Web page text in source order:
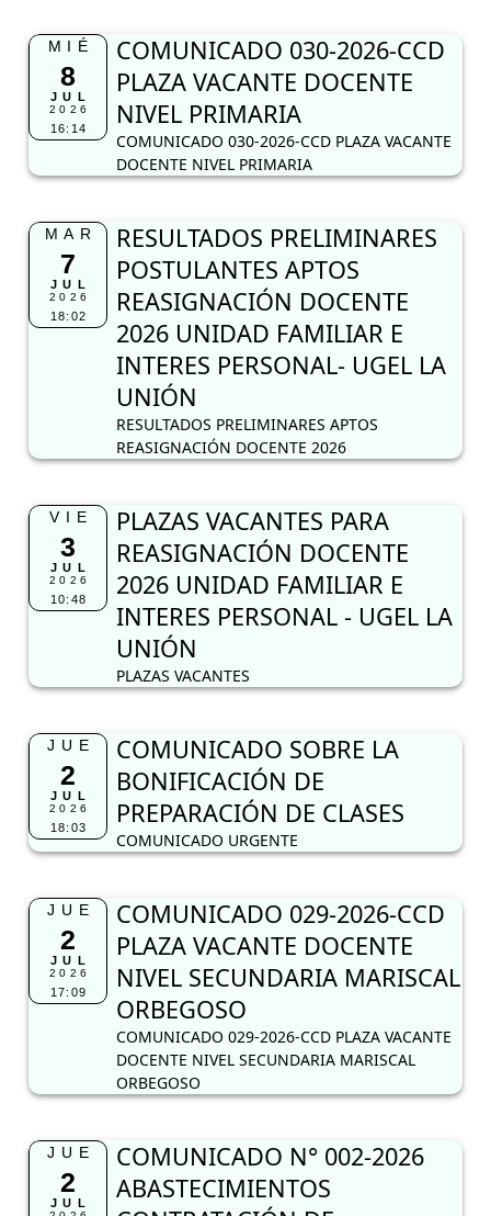
MIÉ
8
JUL
2026
16:14
COMUNICADO 030-2026-CCD
PLAZA VACANTE DOCENTE
NIVEL PRIMARIA
COMUNICADO 030-2026-CCD PLAZA VACANTE
DOCENTE NIVEL PRIMARIA
MAR
7
JUL
2026
18:02
RESULTADOS PRELIMINARES
POSTULANTES APTOS
REASIGNACIÓN DOCENTE
2026 UNIDAD FAMILIAR E
INTERES PERSONAL- UGEL LA
UNIÓN
RESULTADOS PRELIMINARES APTOS
REASIGNACIÓN DOCENTE 2026
VIE
3
JUL
2026
10:48
PLAZAS VACANTES PARA
REASIGNACIÓN DOCENTE
2026 UNIDAD FAMILIAR E
INTERES PERSONAL - UGEL LA
UNIÓN
PLAZAS VACANTES
JUE
2
JUL
2026
18:03
COMUNICADO SOBRE LA
BONIFICACIÓN DE
PREPARACIÓN DE CLASES
COMUNICADO URGENTE
JUE
2
JUL
2026
17:09
COMUNICADO 029-2026-CCD
PLAZA VACANTE DOCENTE
NIVEL SECUNDARIA MARISCAL
ORBEGOSO
COMUNICADO 029-2026-CCD PLAZA VACANTE
DOCENTE NIVEL SECUNDARIA MARISCAL
ORBEGOSO
JUE
2
JUL
COMUNICADO N° 002-2026
ABASTECIMIENTOS